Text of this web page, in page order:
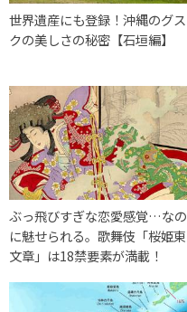
世界遺産にも登録！沖縄のグス
クの美しさの秘密【石垣編】
ぶっ飛びすぎな恋愛感覚…なの
に魅せられる。歌舞伎「桜姫東
文章」は18禁要素が満載！